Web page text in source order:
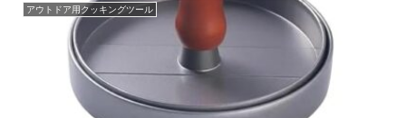
アウトドア用クッキングツール